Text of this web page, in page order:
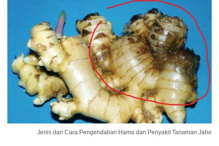
Jenis dan Cara Pengendalian Hama dan Penyakit Tanaman Jahe